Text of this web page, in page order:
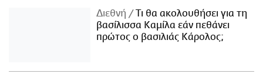
Διεθνή
Τι θα ακολουθήσει για τη
βασίλισσα Καμίλα εάν πεθάνει
πρώτος ο βασιλιάς Κάρολος;